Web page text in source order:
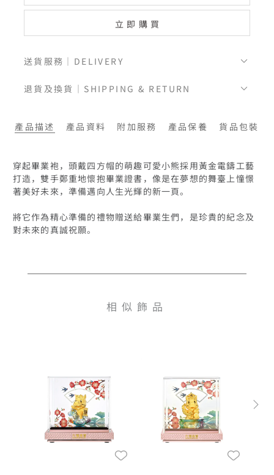
立即購買
送貨服務｜DELIVERY
退貨及換貨｜SHIPPING & RETURN
產品描述 產品資料 附加服務 產品保養 貨品包裝
穿起畢業袍，頭戴四方帽的萌趣可愛小熊採用黃金電鑄工藝
打造，雙手鄭重地懷抱畢業證書，像是在夢想的舞臺上憧憬
著美好未來，準備邁向人生光輝的新一頁。
將它作為精心準備的禮物贈送給畢業生們，是珍貴的紀念及
對未來的真誠祝願。
相似飾品